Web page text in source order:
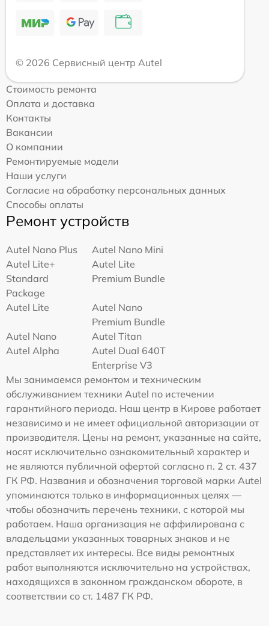
© 2026 Сервисный центр Autel
Стоимость ремонта
Оплата и доставка
Контакты
Вакансии
О компании
Ремонтируемые модели
Наши услуги
Согласие на обработку персональных данных
Способы оплаты
Ремонт устройств
Autel Nano Plus
Autel Nano Mini
Autel Lite+
Standard
Package
Autel Lite
Premium Bundle
Autel Lite
Autel Nano
Premium Bundle
Autel Nano
Autel Titan
Autel Alpha
Autel Dual 640T
Enterprise V3
Мы занимаемся ремонтом и техническим
обслуживанием техники Autel по истечении
гарантийного периода. Наш центр в Кирове работает
независимо и не имеет официальной авторизации от
производителя. Цены на ремонт, указанные на сайте,
носят исключительно ознакомительный характер и
не являются публичной офертой согласно п. 2 ст. 437
ГК РФ. Названия и обозначения торговой марки Autel
упоминаются только в информационных целях —
чтобы обозначить перечень техники, с которой мы
работаем. Наша организация не аффилирована с
владельцами указанных товарных знаков и не
представляет их интересы. Все виды ремонтных
работ выполняются исключительно на устройствах,
находящихся в законном гражданском обороте, в
соответствии со ст. 1487 ГК РФ.